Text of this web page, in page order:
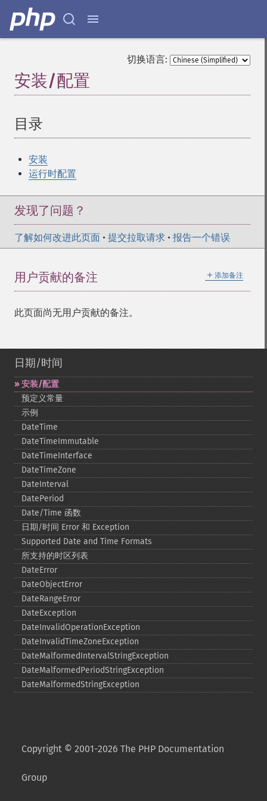
切换语言:
安装/配置
目录
安装
运行时配置
发现了问题？
了解如何改进此页面 • 提交拉取请求 • 报告一个错误
＋ 添加备注
用户贡献的备注
此页面尚无用户贡献的备注。
日期/时间
安装/配置
预定义常量
示例
DateTime
DateTimeImmutable
DateTimeInterface
DateTimeZone
DateInterval
DatePeriod
Date/Time 函数
日期/时间 Error 和 Exception
Supported Date and Time Formats
所支持的时区列表
DateError
DateObjectError
DateRangeError
DateException
DateInvalidOperationException
DateInvalidTimeZoneException
DateMalformedIntervalStringException
DateMalformedPeriodStringException
DateMalformedStringException
Copyright © 2001-2026 The PHP Documentation
Group